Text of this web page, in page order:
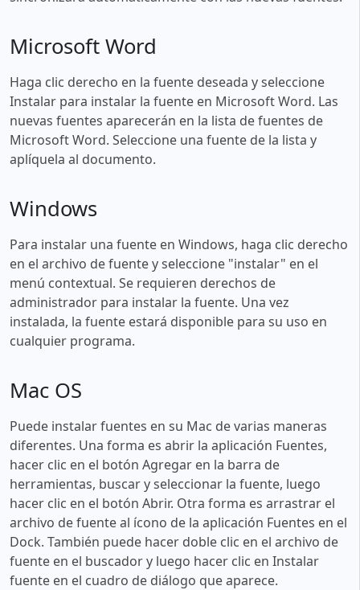
Microsoft Word
Haga clic derecho en la fuente deseada y seleccione
Instalar para instalar la fuente en Microsoft Word. Las
nuevas fuentes aparecerán en la lista de fuentes de
Microsoft Word. Seleccione una fuente de la lista y
aplíquela al documento.
Windows
Para instalar una fuente en Windows, haga clic derecho
en el archivo de fuente y seleccione "instalar" en el
menú contextual. Se requieren derechos de
administrador para instalar la fuente. Una vez
instalada, la fuente estará disponible para su uso en
cualquier programa.
Mac OS
Puede instalar fuentes en su Mac de varias maneras
diferentes. Una forma es abrir la aplicación Fuentes,
hacer clic en el botón Agregar en la barra de
herramientas, buscar y seleccionar la fuente, luego
hacer clic en el botón Abrir. Otra forma es arrastrar el
archivo de fuente al ícono de la aplicación Fuentes en el
Dock. También puede hacer doble clic en el archivo de
fuente en el buscador y luego hacer clic en Instalar
fuente en el cuadro de diálogo que aparece.